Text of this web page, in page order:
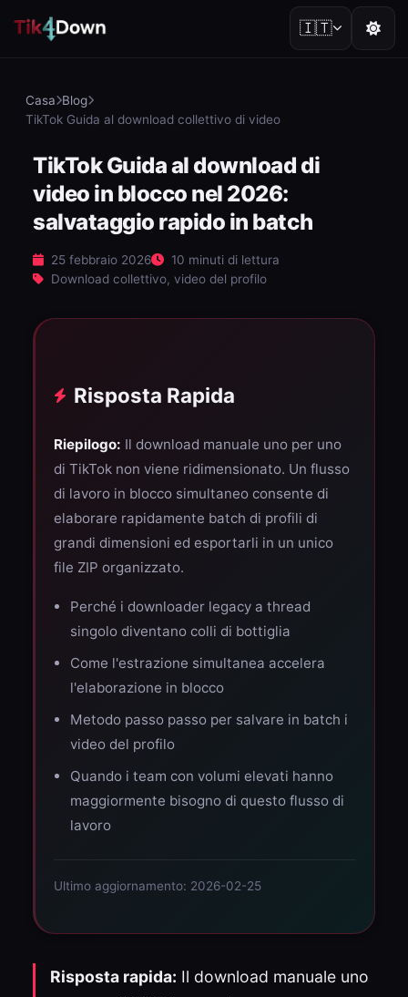
🇮🇹
Casa Blog
TikTok Guida al download collettivo di video
TikTok Guida al download di
video in blocco nel 2026:
salvataggio rapido in batch
25 febbraio 2026
10 minuti di lettura
Download collettivo, video del profilo
Risposta Rapida
Riepilogo: Il download manuale uno per uno
di TikTok non viene ridimensionato. Un flusso
di lavoro in blocco simultaneo consente di
elaborare rapidamente batch di profili di
grandi dimensioni ed esportarli in un unico
file ZIP organizzato.
Perché i downloader legacy a thread
singolo diventano colli di bottiglia
Come l'estrazione simultanea accelera
l'elaborazione in blocco
Metodo passo passo per salvare in batch i
video del profilo
Quando i team con volumi elevati hanno
maggiormente bisogno di questo flusso di
lavoro
Ultimo aggiornamento: 2026-02-25
Risposta rapida: Il download manuale uno